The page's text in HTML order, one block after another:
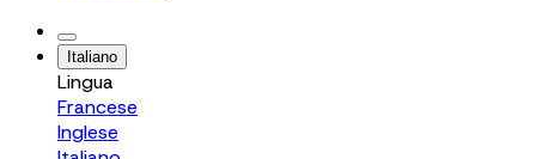
Italiano
Lingua
Francese
Inglese